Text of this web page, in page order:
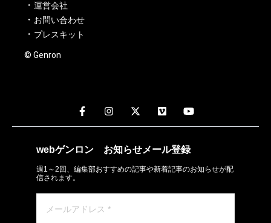
運営会社
お問い合わせ
プレスキット
© Genron
webゲンロン お知らせメール登録
週1～2回、編集部おすすめの記事や新着記事のお知らせが配
信されます。